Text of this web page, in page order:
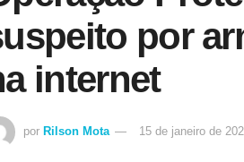
por
internet
por Rilson Mota 15 de janeiro de